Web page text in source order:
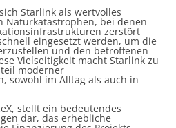
Starlink als wertvolles
Naturkatastrophen, bei denen
zerstört
eingesetzt werden, um die
und den betroffenen
Vielseitigkeit macht Starlink zu
moderner
sowohl im Alltag als auch in
stellt ein bedeutendes
dar, das erhebliche